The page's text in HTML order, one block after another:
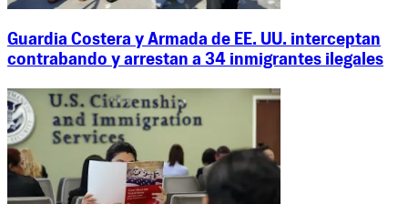
Guardia Costera y Armada de EE. UU. interceptan
contrabando y arrestan a 34 inmigrantes ilegales